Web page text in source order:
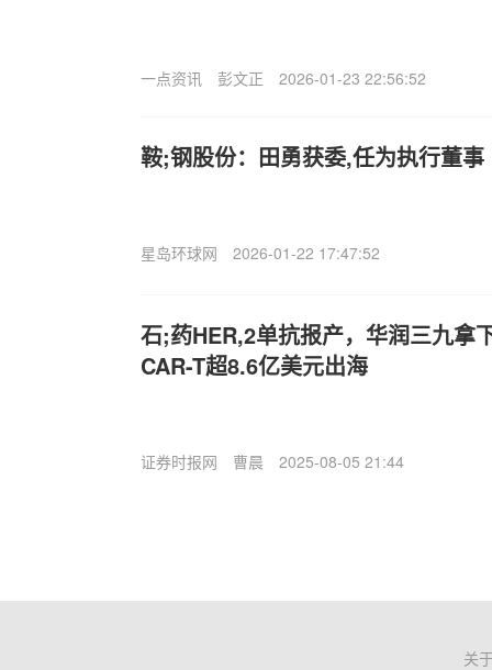
一点资讯 彭文正 2026-01-23 22:56:52
鞍;钢股份：田勇获委,任为执行董事
星岛环球网 2026-01-22 17:47:52
石;药HER,2单抗报产，华润三九拿
CAR-T超8.6亿美元出海
证券时报网 曹晨 2025-08-05 21:44
关